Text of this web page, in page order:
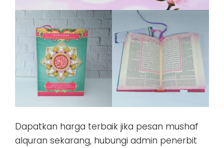
Dapatkan harga terbaik jika pesan mushaf
alquran sekarang, hubungi admin penerbit